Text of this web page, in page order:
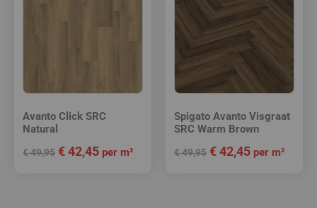
Avanto Click SRC
Natural
€49,95 €42,45 per m²
Spigato Avanto Visgraat
SRC Warm Brown
€49,95 €42,45 per m²